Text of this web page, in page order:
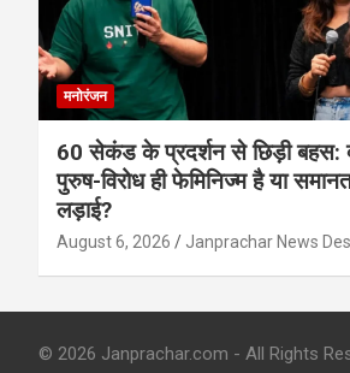
मनोरंजन
60 सेकंड के प्रदर्शन से छिड़ी बहस:
पुरुष-विरोध ही फेमिनिज्म है या
लड़ाई?
August 6, 2026 Janprachar News
© 2026 Janprachar.com - All Rights